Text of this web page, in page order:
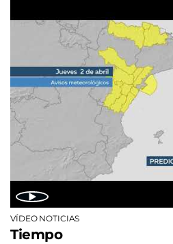
VÍDEO NOTICIAS
Tiempo